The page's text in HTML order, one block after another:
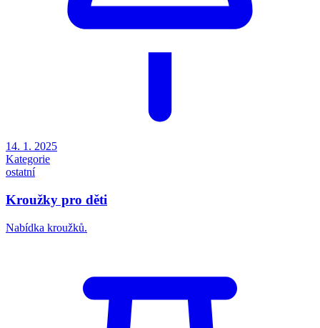
14. 1. 2025
Kategorie
ostatní
Kroužky pro děti
Nabídka kroužků.